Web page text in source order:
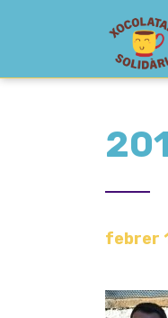
febrer